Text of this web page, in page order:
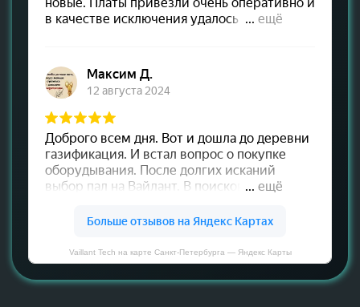
Vaillant Tech на карте Санкт‑Петербурга — Яндекс Карты